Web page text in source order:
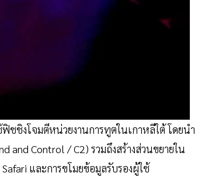
ชิงโจมตีหน่วยงานการทูตในเกาหลีใต้ โดยนำ
and Control / C2) รวมถึงสร้างส่วนขยายใน
และการขโมยข้อมูลรับรองผู้ใช้